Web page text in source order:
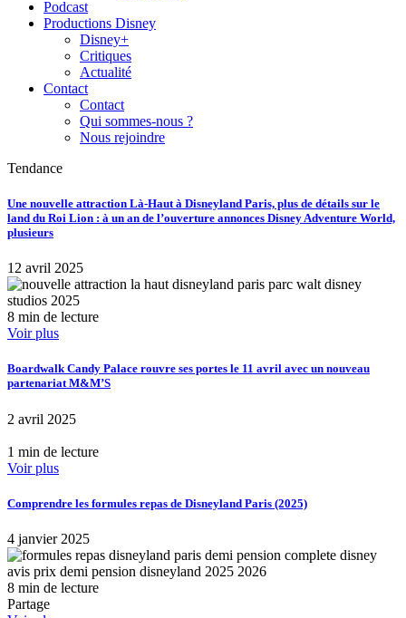
Podcast
Productions Disney
Disney+
Critiques
Actualité
Contact
Contact
Qui sommes-nous ?
Nous rejoindre
Tendance
Une nouvelle attraction Là-Haut à Disneyland Paris, plus de détails sur le
land du Roi Lion : à un an de l’ouverture annonces Disney Adventure World,
plusieurs
12 avril 2025
8 min de lecture
Voir plus
Boardwalk Candy Palace rouvre ses portes le 11 avril avec un nouveau
partenariat M&M’S
2 avril 2025
1 min de lecture
Voir plus
Comprendre les formules repas de Disneyland Paris (2025)
4 janvier 2025
8 min de lecture
Partage